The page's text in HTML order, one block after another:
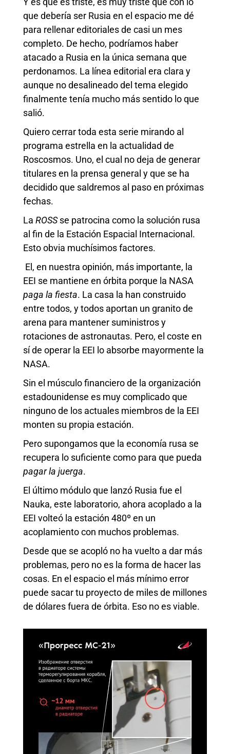
que debería ser Rusia en el espacio me dé
para rellenar editoriales de casi un mes
completo. De hecho, podríamos haber
atacado a Rusia en la única semana que
perdonamos. La línea editorial era clara y
aunque no desalineado del tema elegido
finalmente tenía mucho más sentido lo que
salió.
Quiero cerrar toda esta serie mirando al
programa estrella en la actualidad de
Roscosmos. Uno, el cual no deja de generar
titulares en la prensa general y que se ha
decidido que saldremos al paso en próximas
fechas.
La ROSSse patrocina como la solución rusa
al fin de la Estación Espacial Internacional.
Esto obvia muchísimos factores.
El, en nuestra opinión, más importante, la
EEI se mantiene en órbita porque la NASA
paga la fiesta. La casa la han construido
entre todos, y todos aportan un granito de
arena para mantener suministros y
rotaciones de astronautas. Pero, el coste en
sí de operar la EEI lo absorbe mayormente la
NASA.
Sin el músculo financiero de la organización
estadounidense es muy complicado que
ninguno de los actuales miembros de la EEI
monten su propia estación.
Pero supongamos que la economía rusa se
recupera lo suficiente como para que pueda
pagar la juerga.
El último módulo que lanzó Rusia fue el
Nauka, este laboratorio, ahora acoplado a la
EEI volteó la estación 480º en un
acoplamiento con muchos problemas.
Desde que se acopló no ha vuelto a dar más
problemas, pero no es la forma de hacer las
cosas. En el espacio el más mínimo error
puede sacar tu proyecto de miles de millones
de dólares fuera de órbita. Eso no es viable.